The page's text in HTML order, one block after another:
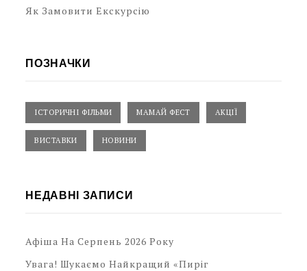
Як Замовити Екскурсію
ПОЗНАЧКИ
ІСТОРИЧНІ ФІЛЬМИ МАМАЙ ФЕСТ АКЦІЇ
ВИСТАВКИ НОВИНИ
НЕДАВНІ ЗАПИСИ
Афіша На Серпень 2026 Року
Увага! Шукаємо Найкращий «Пиріг